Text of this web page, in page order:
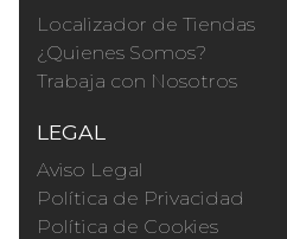
Localizador de Tiendas
¿Quienes Somos?
Trabaja con Nosotros
LEGAL
Aviso Legal
Política de Privacidad
Política de Cookies